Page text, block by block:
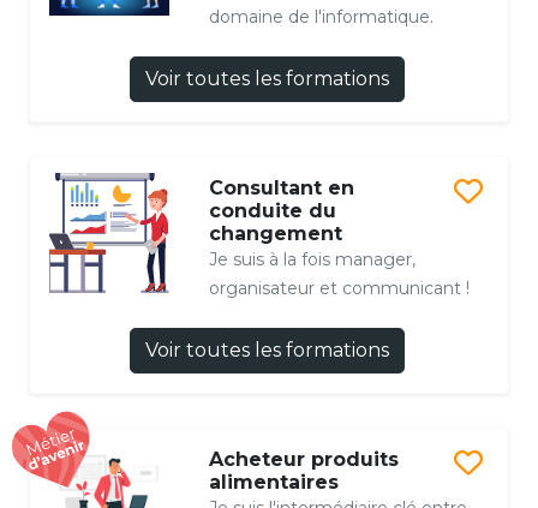
domaine de l'informatique.
Voir toutes les formations
Consultant en
conduite du
changement
Je suis à la fois manager,
organisateur et communicant !
Voir toutes les formations
Acheteur produits
alimentaires